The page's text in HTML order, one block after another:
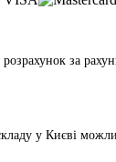
розрахунок за
у Києві